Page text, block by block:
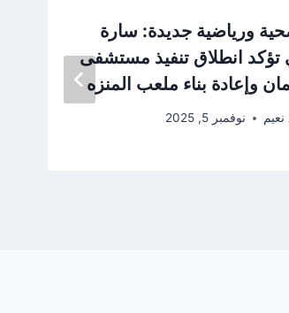
ورياضية جديدة: سارة
تؤكد انطلاق تنفيذ مستشفى
وإعادة بناء ملعب المنزه
نوفمبر 5, 2025